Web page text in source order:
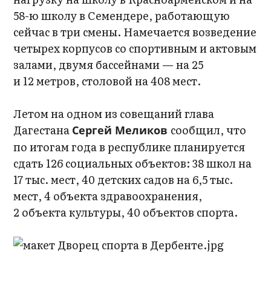
58-ю школу в Семендере, работающую
сейчас в три смены. Намечается возведение
четырех корпусов со спортивным и актовым
залами, двумя бассейнами — на 25
и 12 метров, столовой на 408 мест.
Летом на одном из совещаний глава
Дагестана Сергей Меликов сообщил, что
по итогам года в республике планируется
сдать 126 социальных объектов: 38 школ на
17 тыс. мест, 40 детских садов на 6,5 тыс.
мест, 4 объекта здравоохранения,
2 объекта культуры, 40 объектов спорта.